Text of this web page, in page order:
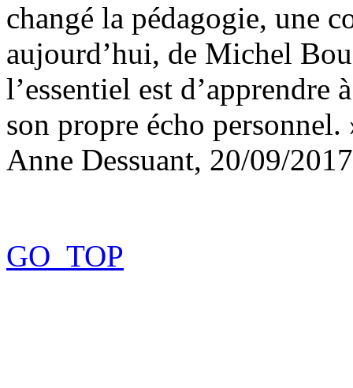
changé la pédagogie, une
aujourd’hui, de Michel
l’essentiel est
son propre écho personnel.
Anne Dessuant, 20/09/
GO_TOP